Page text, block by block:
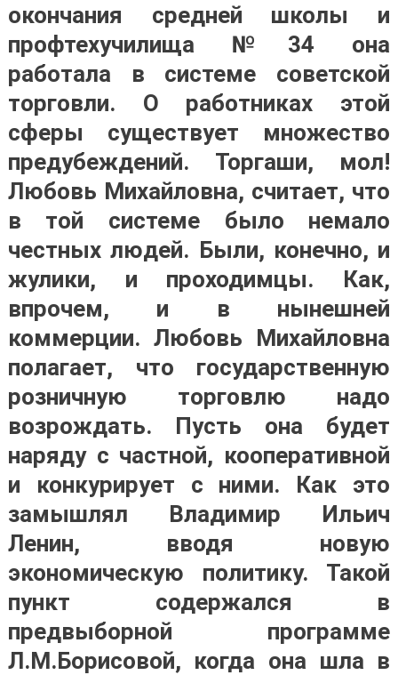
окончания средней школы и
профтехучилища №34 она
работала в системе советской
торговли. О работниках этой
сферы существует множество
предубеждений. Торгаши, мол!
Любовь Михайловна, считает, что
в той системе было немало
честных людей. Были, конечно, и
жулики, и проходимцы. Как,
впрочем, и в нынешней
коммерции. Любовь Михайловна
полагает, что государственную
розничную торговлю надо
возрождать. Пусть она будет
наряду с частной, кооперативной
и конкурирует с ними. Как это
замышлял Владимир Ильич
Ленин, вводя новую
экономическую политику. Такой
пункт содержался в
предвыборной программе
Л.М.Борисовой, когда она шла в